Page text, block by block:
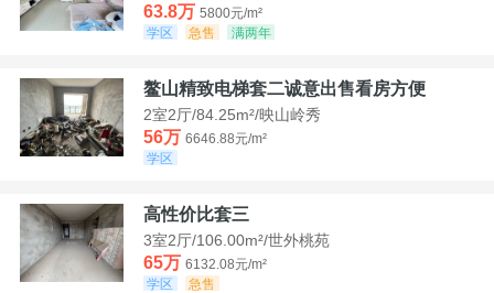
63.8万 5800元/m²
学区
急售 满两年
鳌山精致电梯套二诚意出售看房方便
2室2厅/84.25m²/映山岭秀
56万 6646.88元/m²
学区
高性价比套三
3室2厅/106.00m²/世外桃苑
65万 6132.08元/m²
学区
急售